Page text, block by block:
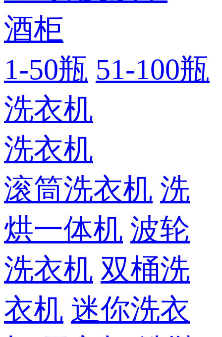
酒柜
1-50瓶 51-100瓶
洗衣机
洗衣机
滚筒洗衣机 洗
烘一体机 波轮
洗衣机 双桶洗
衣机 迷你洗衣